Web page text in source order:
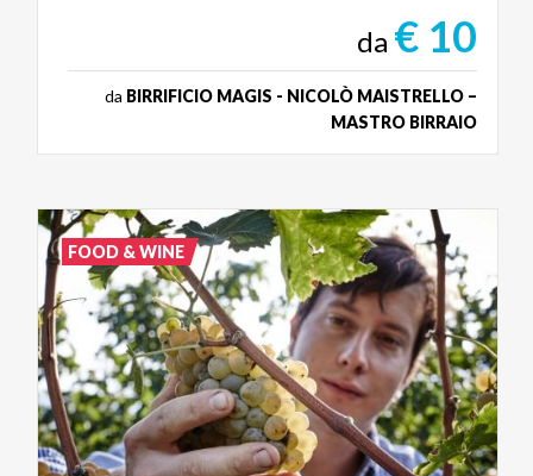
da € 10
da BIRRIFICIO MAGIS - NICOLÒ MAISTRELLO –
MASTRO BIRRAIO
FOOD & WINE